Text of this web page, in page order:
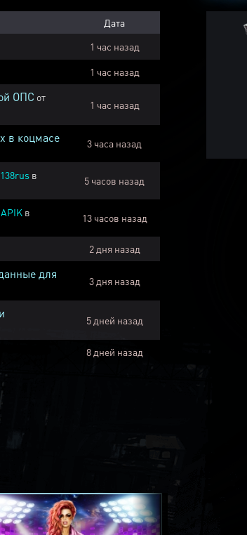
Дата
1 час назад
1 час назад
ОПС от
1 час назад
в коцмасе 3 часа назад
в
5 часов назад
в
13 часов назад
2 дня назад
для
3 дня назад
5 дней назад
8 дней назад